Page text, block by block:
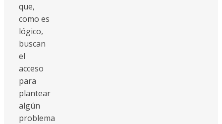
que,
como es
lógico,
buscan
el
acceso
para
plantear
algún
problema